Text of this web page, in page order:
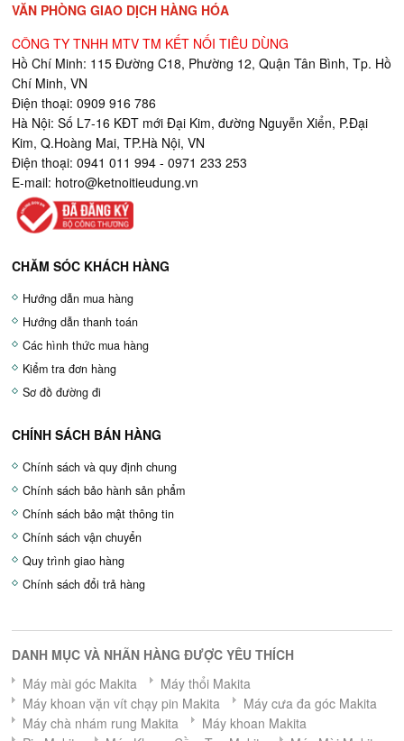
VĂN PHÒNG GIAO DỊCH HÀNG HÓA
CÔNG TY TNHH MTV TM KẾT NỐI TIÊU DÙNG
Hồ Chí Minh: 115 Đường C18, Phường 12, Quận Tân Bình, Tp. Hồ
Chí Minh, VN
Điện thoại: 0909 916 786
Hà Nội: Số L7-16 KĐT mới Đại Kim, đường Nguyễn Xiển, P.Đại
Kim, Q.Hoàng Mai, TP.Hà Nội, VN
Điện thoại: 0941 011 994 - 0971 233 253
E-mail: hotro@ketnoitieudung.vn
CHĂM SÓC KHÁCH HÀNG
Hướng dẫn mua hàng
Hướng dẫn thanh toán
Các hình thức mua hàng
Kiểm tra đơn hàng
Sơ đồ đường đi
CHÍNH SÁCH BÁN HÀNG
Chính sách và quy định chung
Chính sách bảo hành sản phẩm
Chính sách bảo mật thông tin
Chính sách vận chuyển
Quy trình giao hàng
Chính sách đổi trả hàng
DANH MỤC VÀ NHÃN HÀNG ĐƯỢC YÊU THÍCH
Máy mài góc Makita
Máy thổi Makita
Máy khoan vặn vít chạy pin Makita
Máy cưa đa góc Makita
Máy chà nhám rung Makita
Máy khoan Makita